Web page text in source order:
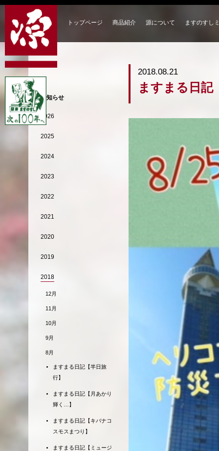
トップページ 商品紹介 源について ますのすし
2018.08.21
ますまる日記
お知らせ
2026
2025
2024
2023
2022
2021
2020
2019
2018
12月
11月
10月
9月
8月
ますまる日記【半日旅
行】
ますまる日記【月あかり
輝く…】
ますまる日記【キバナコ
スモスまつり】
ますまる日記【ミュージ